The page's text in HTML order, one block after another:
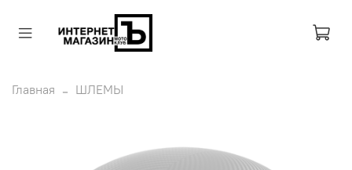
Главная ШЛЕМЫ